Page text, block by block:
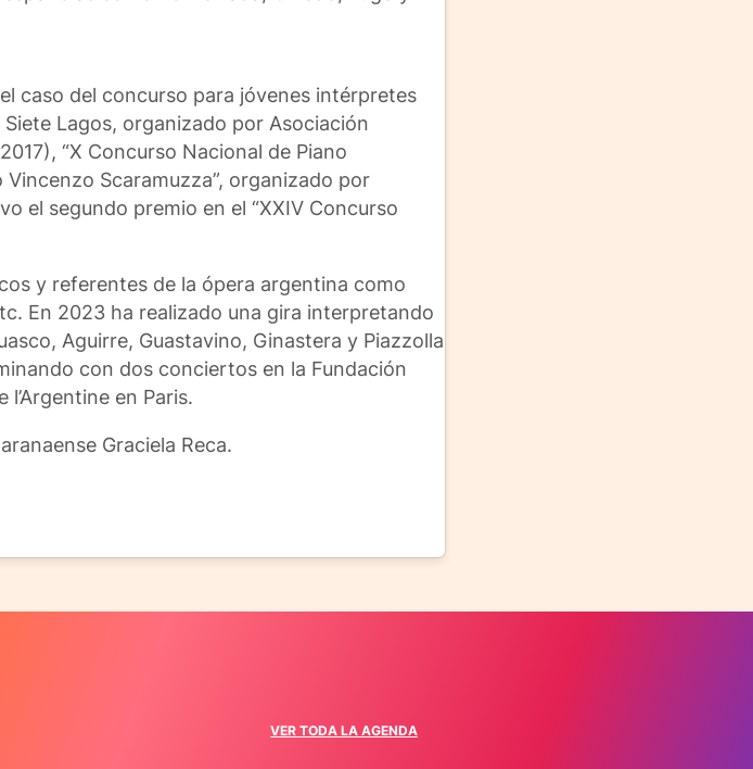
caso del concurso para jóvenes intérpretes
Lagos, organizado por Asociación
“X Concurso Nacional de Piano
Scaramuzza”, organizado por
el segundo premio en el “XXIV Concurso
y referentes de la ópera argentina como
En 2023 ha realizado una gira interpretando
Aguirre, Guastavino, Ginastera y Piazzolla
con dos conciertos en la Fundación
en Paris.
Graciela Reca.
VER TODA LA AGENDA